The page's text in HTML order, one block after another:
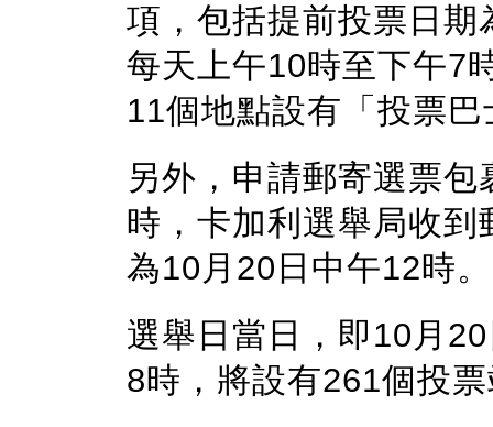
項，包括提前投票日
每天上午10時至下午7
11個地點設有「投票
另外，申請郵寄選票
時，卡加利選舉局收
為10月20日中午12時。
選舉日當日，即10月
8時，將設有261個投